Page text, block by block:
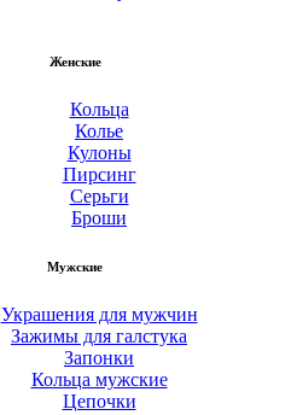
Женские
Кольца
Колье
Кулоны
Пирсинг
Серьги
Броши
Мужские
Украшения для мужчин
Зажимы для галстука
Запонки
Кольца мужские
Цепочки